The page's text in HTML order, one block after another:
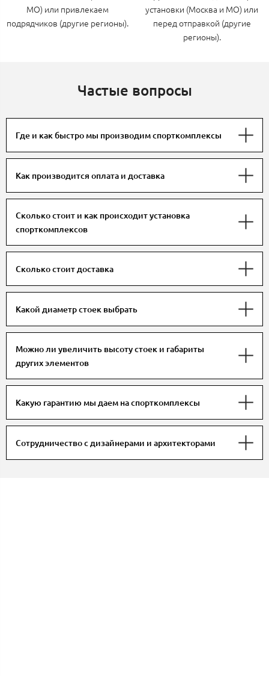
МО) или привлекаем
подрядчиков (другие регионы).
установки (Москва и МО) или
перед отправкой (другие
регионы).
Частые вопросы
Где и как быстро мы производим спорткомплексы
Как производится оплата и доставка
Сколько стоит и как происходит установка
спорткомплексов
Сколько стоит доставка
Какой диаметр стоек выбрать
Можно ли увеличить высоту стоек и габариты
других элементов
Какую гарантию мы даем на спорткомплексы
Сотрудничество с дизайнерами и архитекторами